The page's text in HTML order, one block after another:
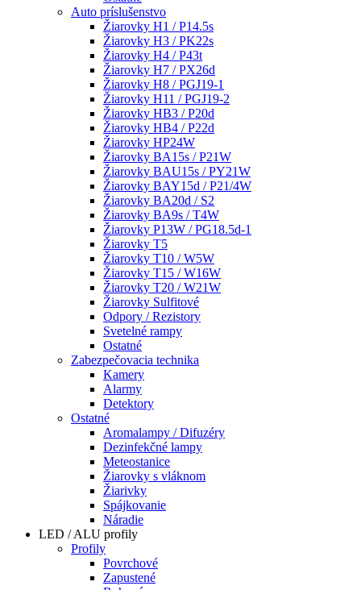
Auto príslušenstvo
Žiarovky H1 / P14.5s
Žiarovky H3 / PK22s
Žiarovky H4 / P43t
Žiarovky H7 / PX26d
Žiarovky H8 / PGJ19-1
Žiarovky H11 / PGJ19-2
Žiarovky HB3 / P20d
Žiarovky HB4 / P22d
Žiarovky HP24W
Žiarovky BA15s / P21W
Žiarovky BAU15s / PY21W
Žiarovky BAY15d / P21/4W
Žiarovky BA20d / S2
Žiarovky BA9s / T4W
Žiarovky P13W / PG18.5d-1
Žiarovky T5
Žiarovky T10 / W5W
Žiarovky T15 / W16W
Žiarovky T20 / W21W
Žiarovky Sulfitové
Odpory / Rezistory
Svetelné rampy
Ostatné
Zabezpečovacia technika
Kamery
Alarmy
Detektory
Ostatné
Aromalampy / Difuzéry
Dezinfekčné lampy
Meteostanice
Žiarovky s vláknom
Žiarivky
Spájkovanie
Náradie
LED / ALU profily
Profily
Povrchové
Zapustené